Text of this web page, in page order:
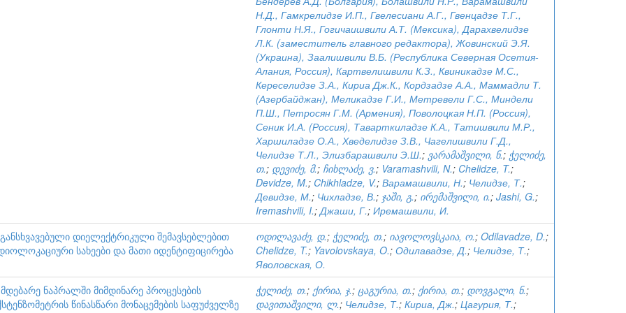
Н.Д., Гамкрелидзе И.П., Гвелесиани А.Г., Гвенцадзе Т.Г.,
Глонти Н.Я., Гогичаишвили А.Т. (Мексика), Дарахвелидзе
Л.К. (заместитель главного редактора), Жовинский Э.Я.
(Украина), Заалишвили В.Б. (Республика Северная Осетия-
Алания, Россия), Картвелишвили К.З., Квиникадзе М.С.,
Кереселидзе З.А., Кириа Дж.К., Кордзадзе А.А., Маммадли Т.
(Азербайджан), Меликадзе Г.И., Метревели Г.С., Миндели
П.Ш., Петросян Г.М. (Армения), Поволоцкая Н.П. (Россия),
Сеник И.А. (Россия), Таварткиладзе К.А., Татишвили М.Р.,
Харшиладзе О.А., Хведелидзе З.В., Чагелишвили Г.Д.,
Челидзе Т.Л., Элизбарашвили Э.Ш.; ვარამაშვილი, ნ.; ჭელიძე,
თ.; დევიძე, მ.; ჩიხლაძე, ვ.; Varamashvili, N.; Chelidze, T.;
Devidze, M.; Chikhladze, V.; Варамашвили, Н.; Челидзе, Т.;
Девидзе, М.; Чихладзе, В.; ჯაში, გ.; ირემაშვილი, ი.; Jashi, G.;
Iremashvili, I.;Джаши, Г.; Иремашвили, И.
დიელექტრიკული შემავსებლებით
სახეები და მათი იდენტიფიცირება
ოდილავაძე, დ.; ჭელიძე, თ.; იავოლოვსკაია, ო.; Odilavadze, D.;
Chelidze, T.; Yavolovskaya, O.; Одилавадзе, Д.; Челидзе, Т.;
Яволовская, О.
ნაპრალში მიმდინარე პროცესების
წინასწარი მონაცემების საფუძველზე
ჭელიძე, თ.; ქირია, ჯ.; ცაგურია, თ.; ქირია, თ.; დოვგალი, ნ.;
დავითაშვილი, ლ.; Челидзе, Т.; Кириа, Дж.; Цагурия, Т.;